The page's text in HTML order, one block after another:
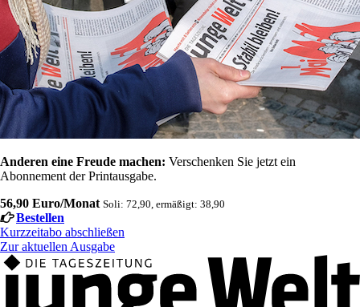
Anderen eine Freude machen: Verschenken Sie jetzt ein
Abonnement der Printausgabe.
56,90 Euro/Monat Soli: 72,90, ermäßigt: 38,90
Bestellen
Kurzzeitabo abschließen
Zur aktuellen Ausgabe